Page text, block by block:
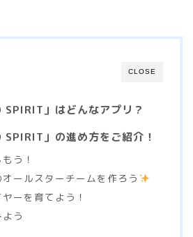
CLOSE
SPIRIT」はどんなアプリ？
SPIRIT」の進め方をご紹介！
う！
ールスターチームを作ろう
ーを育てよう！
う